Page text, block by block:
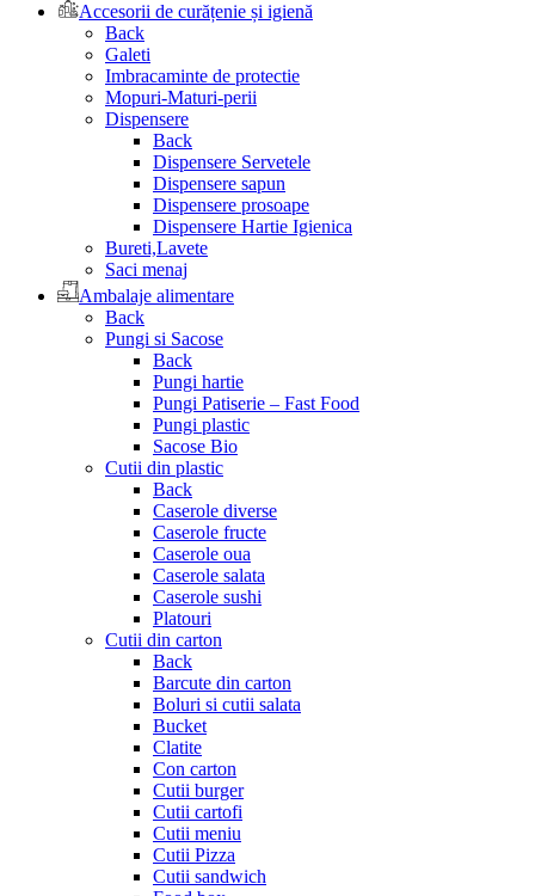
Accesorii de curățenie și igienă
Back
Galeti
Imbracaminte de protectie
Mopuri-Maturi-perii
Dispensere
Back
Dispensere Servetele
Dispensere sapun
Dispensere prosoape
Dispensere Hartie Igienica
Bureti,Lavete
Saci menaj
Ambalaje alimentare
Back
Pungi si Sacose
Back
Pungi hartie
Pungi Patiserie – Fast Food
Pungi plastic
Sacose Bio
Cutii din plastic
Back
Caserole diverse
Caserole fructe
Caserole oua
Caserole salata
Caserole sushi
Platouri
Cutii din carton
Back
Barcute din carton
Boluri si cutii salata
Bucket
Clatite
Con carton
Cutii burger
Cutii cartofi
Cutii meniu
Cutii Pizza
Cutii sandwich